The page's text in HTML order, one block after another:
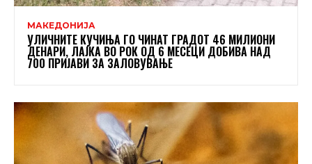
МАКЕДОНИЈА
УЛИЧНИТЕ КУЧИЊА ГО ЧИНАТ ГРАДОТ 46 МИЛИОНИ
ДЕНАРИ, ЛАЈКА ВО РОК ОД 6 МЕСЕЦИ ДОБИВА НАД
700 ПРИЈАВИ ЗА ЗАЛОВУВАЊЕ